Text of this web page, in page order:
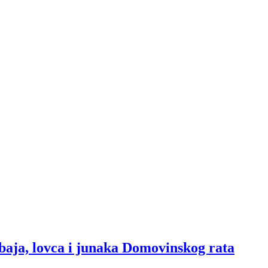
lovca i junaka Domovinskog rata